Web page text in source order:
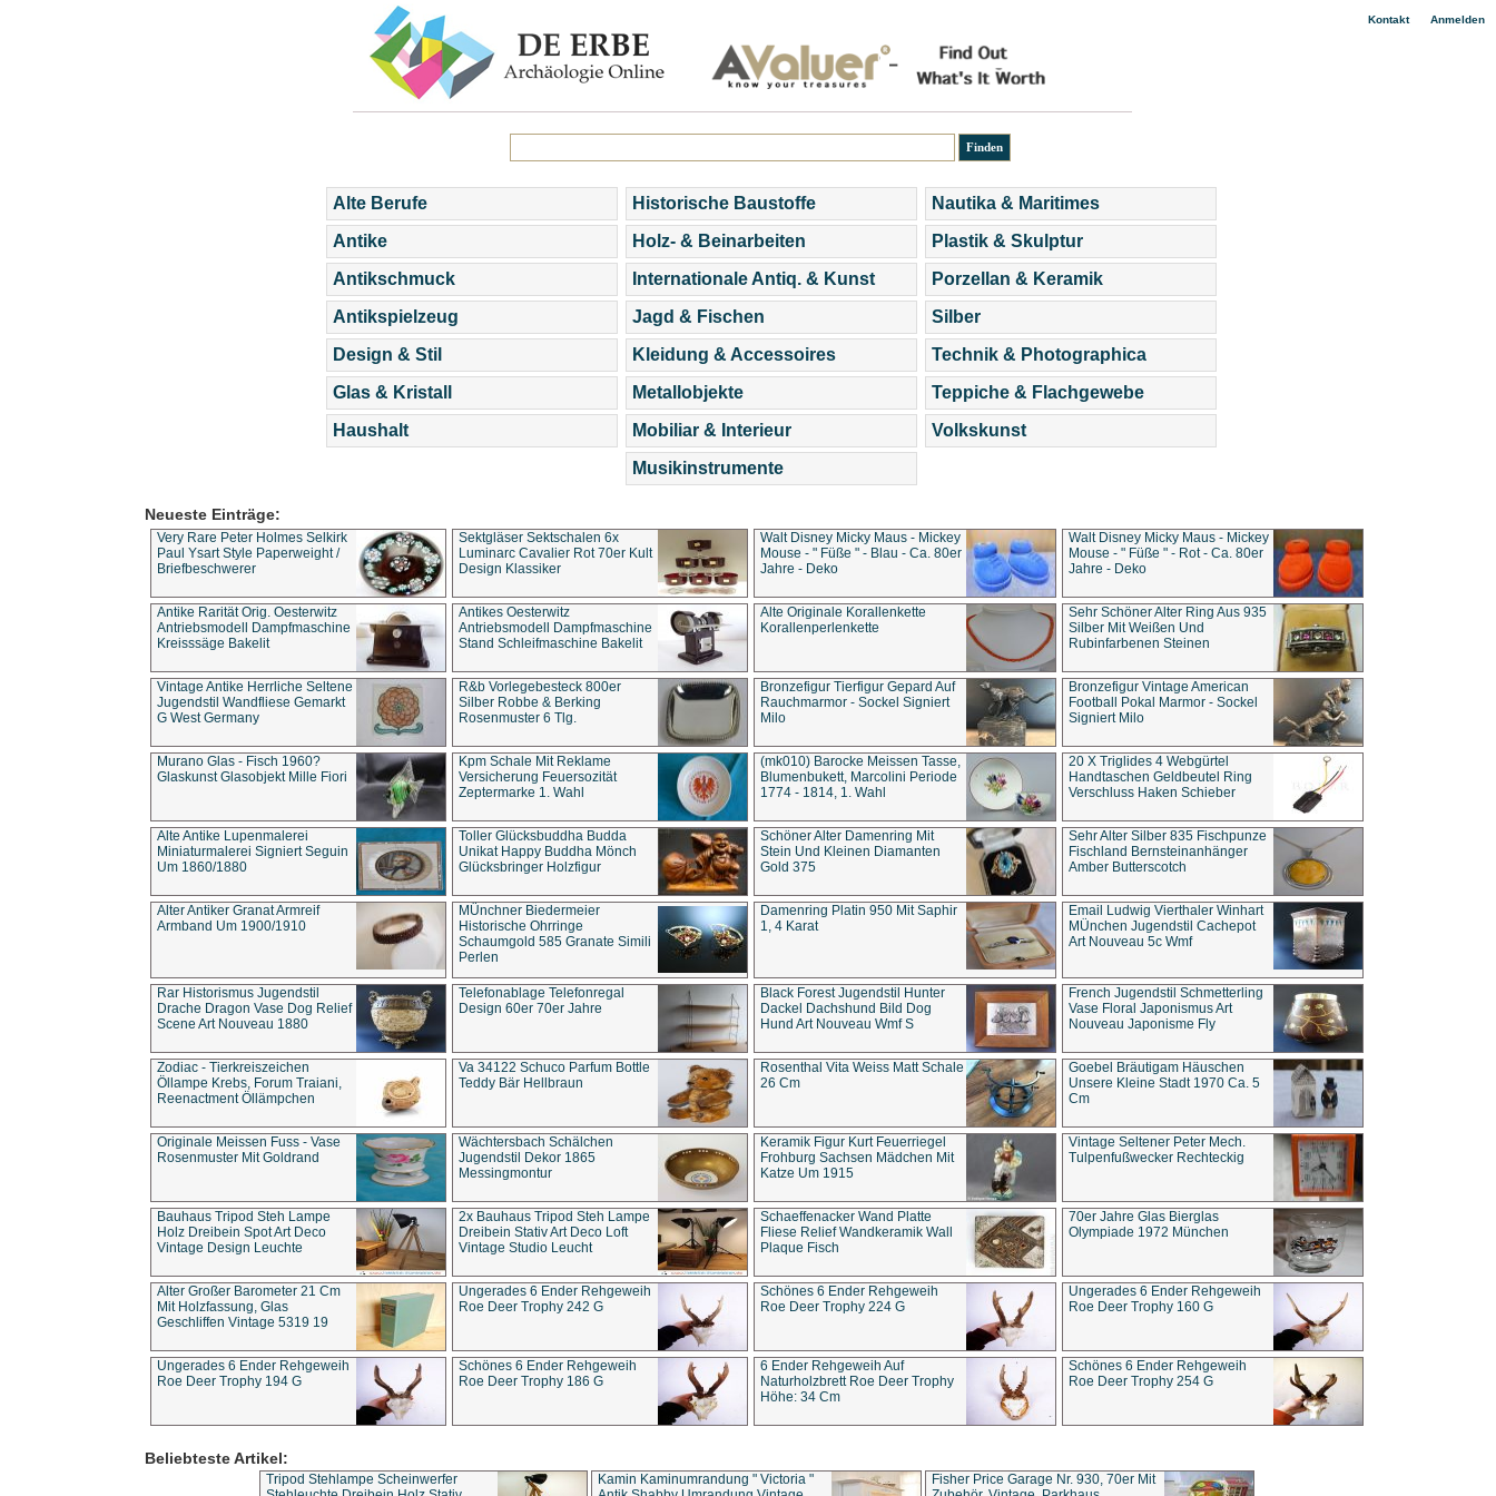
Kontakt| Anmelden
Alte Berufe
Antike
Antikschmuck
Antikspielzeug
Design & Stil
Glas & Kristall
Haushalt
Historische Baustoffe
Holz- & Beinarbeiten
Internationale Antiq. & Kunst
Jagd & Fischen
Kleidung & Accessoires
Metallobjekte
Mobiliar & Interieur
Musikinstrumente
Nautika & Maritimes
Plastik & Skulptur
Porzellan & Keramik
Silber
Technik & Photographica
Teppiche & Flachgewebe
Volkskunst
Neueste Einträge:
Very Rare Peter Holmes Selkirk
Paul Ysart Style Paperweight /
Briefbeschwerer
Sektgläser Sektschalen 6x
Luminarc Cavalier Rot 70er Kult
Design Klassiker
Walt Disney Micky Maus - Mickey
Mouse - " Füße " - Blau - Ca. 80er
Jahre - Deko
Walt Disney Micky Maus - Mickey
Mouse - " Füße " - Rot - Ca. 80er
Jahre - Deko
Antike Rarität Orig. Oesterwitz
Antriebsmodell Dampfmaschine
Kreisssäge Bakelit
Antikes Oesterwitz
Antriebsmodell Dampfmaschine
Stand Schleifmaschine Bakelit
Alte Originale Korallenkette
Korallenperlenkette
Sehr Schöner Alter Ring Aus 935
Silber Mit Weißen Und
Rubinfarbenen Steinen
Vintage Antike Herrliche Seltene
Jugendstil Wandfliese Gemarkt
G West Germany
R&b Vorlegebesteck 800er
Silber Robbe & Berking
Rosenmuster 6 Tlg.
Bronzefigur Tierfigur Gepard Auf
Rauchmarmor - Sockel Signiert
Milo
Bronzefigur Vintage American
Football Pokal Marmor - Sockel
Signiert Milo
Murano Glas - Fisch 1960?
Glaskunst Glasobjekt Mille Fiori
Kpm Schale Mit Reklame
Versicherung Feuersozität
Zeptermarke 1. Wahl
(mk010) Barocke Meissen Tasse,
Blumenbukett, Marcolini Periode
1774 - 1814, 1. Wahl
20 X Triglides 4 Webgürtel
Handtaschen Geldbeutel Ring
Verschluss Haken Schieber
Alte Antike Lupenmalerei
Miniaturmalerei Signiert Seguin
Um 1860/1880
Toller Glücksbuddha Budda
Unikat Happy Buddha Mönch
Glücksbringer Holzfigur
Schöner Alter Damenring Mit
Stein Und Kleinen Diamanten
Gold 375
Sehr Alter Silber 835 Fischpunze
Fischland Bernsteinanhänger
Amber Butterscotch
Alter Antiker Granat Armreif
Armband Um 1900/1910
MÜnchner Biedermeier
Historische Ohrringe
Schaumgold 585 Granate Simili
Perlen
Damenring Platin 950 Mit Saphir
1, 4 Karat
Email Ludwig Vierthaler Winhart
MÜnchen Jugendstil Cachepot
Art Nouveau 5c Wmf
Rar Historismus Jugendstil
Drache Dragon Vase Dog Relief
Scene Art Nouveau 1880
Telefonablage Telefonregal
Design 60er 70er Jahre
Black Forest Jugendstil Hunter
Dackel Dachshund Bild Dog
Hund Art Nouveau Wmf S
French Jugendstil Schmetterling
Vase Floral Japonismus Art
Nouveau Japonisme Fly
Zodiac - Tierkreiszeichen
Öllampe Krebs, Forum Traiani,
Reenactment Öllämpchen
Va 34122 Schuco Parfum Bottle
Teddy Bär Hellbraun
Rosenthal Vita Weiss Matt Schale
26 Cm
Goebel Bräutigam Häuschen
Unsere Kleine Stadt 1970 Ca. 5
Cm
Originale Meissen Fuss - Vase
Rosenmuster Mit Goldrand
Wächtersbach Schälchen
Jugendstil Dekor 1865
Messingmontur
Keramik Figur Kurt Feuerriegel
Frohburg Sachsen Mädchen Mit
Katze Um 1915
Vintage Seltener Peter Mech.
Tulpenfußwecker Rechteckig
Bauhaus Tripod Steh Lampe
Holz Dreibein Spot Art Deco
Vintage Design Leuchte
2x Bauhaus Tripod Steh Lampe
Dreibein Stativ Art Deco Loft
Vintage Studio Leucht
Schaeffenacker Wand Platte
Fliese Relief Wandkeramik Wall
Plaque Fisch
70er Jahre Glas Bierglas
Olympiade 1972 München
Alter Großer Barometer 21 Cm
Mit Holzfassung, Glas
Geschliffen Vintage 5319 19
Ungerades 6 Ender Rehgeweih
Roe Deer Trophy 242 G
Schönes 6 Ender Rehgeweih
Roe Deer Trophy 224 G
Ungerades 6 Ender Rehgeweih
Roe Deer Trophy 160 G
Ungerades 6 Ender Rehgeweih
Roe Deer Trophy 194 G
Schönes 6 Ender Rehgeweih
Roe Deer Trophy 186 G
6 Ender Rehgeweih Auf
Naturholzbrett Roe Deer Trophy
Höhe: 34 Cm
Schönes 6 Ender Rehgeweih
Roe Deer Trophy 254 G
Beliebteste Artikel:
Tripod Stehlampe Scheinwerfer
Kamin Kaminumrandung " Victoria "
Fisher Price Garage Nr. 930, 70er Mit